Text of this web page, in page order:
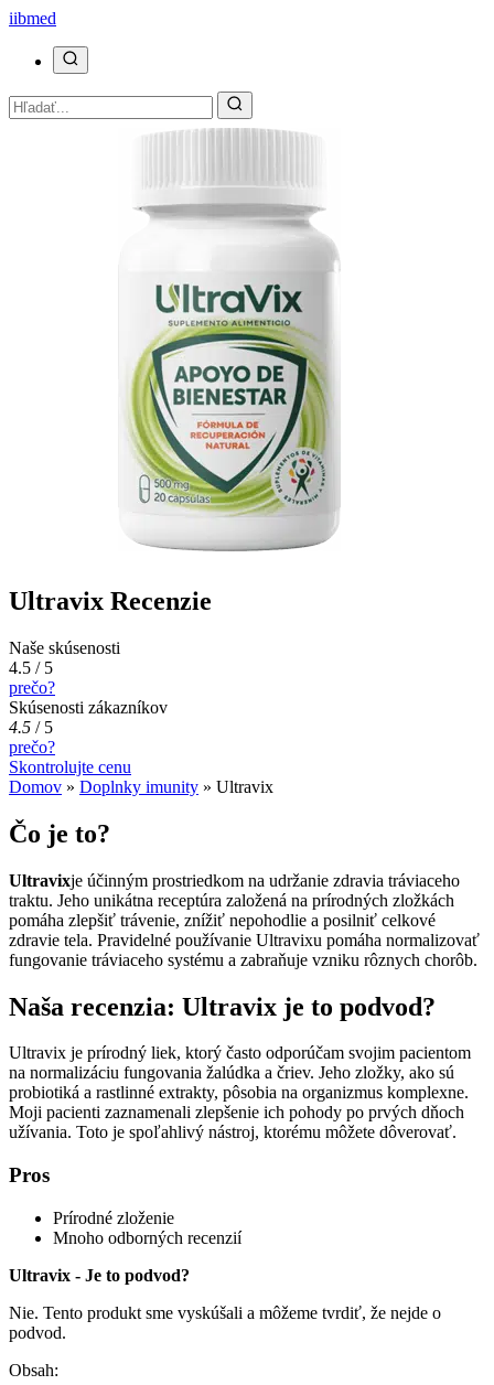
iibmed
Ultravix Recenzie
Naše skúsenosti
4.5 / 5
prečo?
Skúsenosti zákazníkov
4.5 / 5
prečo?
Skontrolujte cenu
Domov » Doplnky imunity » Ultravix
Čo je to?
Ultravixje účinným prostriedkom na udržanie zdravia tráviaceho
traktu. Jeho unikátna receptúra založená na prírodných zložkách
pomáha zlepšiť trávenie, znížiť nepohodlie a posilniť celkové
zdravie tela. Pravidelné používanie Ultravixu pomáha normalizovať
fungovanie tráviaceho systému a zabraňuje vzniku rôznych chorôb.
Naša recenzia: Ultravix je to podvod?
Ultravix je prírodný liek, ktorý často odporúčam svojim pacientom
na normalizáciu fungovania žalúdka a čriev. Jeho zložky, ako sú
probiotiká a rastlinné extrakty, pôsobia na organizmus komplexne.
Moji pacienti zaznamenali zlepšenie ich pohody po prvých dňoch
užívania. Toto je spoľahlivý nástroj, ktorému môžete dôverovať.
Pros
Prírodné zloženie
Mnoho odborných recenzií
Ultravix - Je to podvod?
Nie. Tento produkt sme vyskúšali a môžeme tvrdiť, že nejde o
podvod.
Obsah: